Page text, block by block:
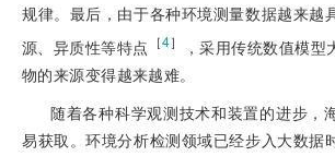
规律。最后，由于各种环境测量数据越来越
源、异质性等特点 ［4］
，采用传统数值模
物的来源变得越来越难。
随着各种科学观测技术和装置的进步，
易获取。环境分析检测领域已经步入大数据